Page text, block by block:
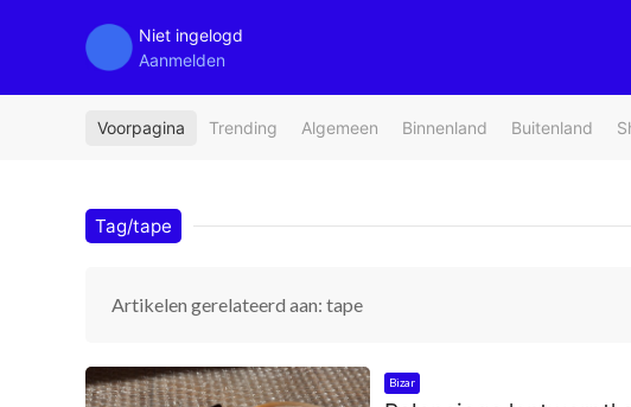
Niet ingelogd
Aanmelden
Voorpagina Trending Algemeen Binnenland Buitenland
Tag/tape
Artikelen gerelateerd aan: tape
Bizar